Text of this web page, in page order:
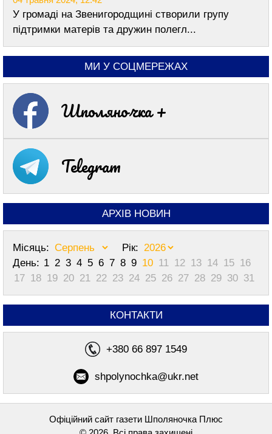
У громаді на Звенигородщині створили групу
підтримки матерів та дружин полегл...
МИ У СОЦМЕРЕЖАХ
Шполяночка +
Telegram
АРХІВ НОВИН
Місяць:
Рік:
День: 1 2 3 4 5 6 7 8 9 10 11 12 13 14 15 16
17 18 19 20 21 22 23 24 25 26 27 28 29 30 31
КОНТАКТИ
+380 66 897 1549
shpolynochka@ukr.net
Офіційний сайт газети Шполяночка Плюс